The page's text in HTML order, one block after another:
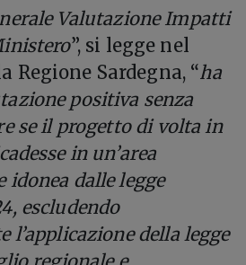
Valutazione Impatti
”, si legge nel
Regione Sardegna, “ha
positiva senza
se il progetto di volta in
in un’area
dalle legge
escludendo
l’applicazione della legge